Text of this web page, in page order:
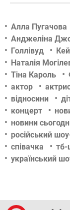
Алла Пугачова
Анджеліна
Голлівуд
Наталія
Тіна Кароль
актор
відносини
концерт
новини
російський
співачка
український